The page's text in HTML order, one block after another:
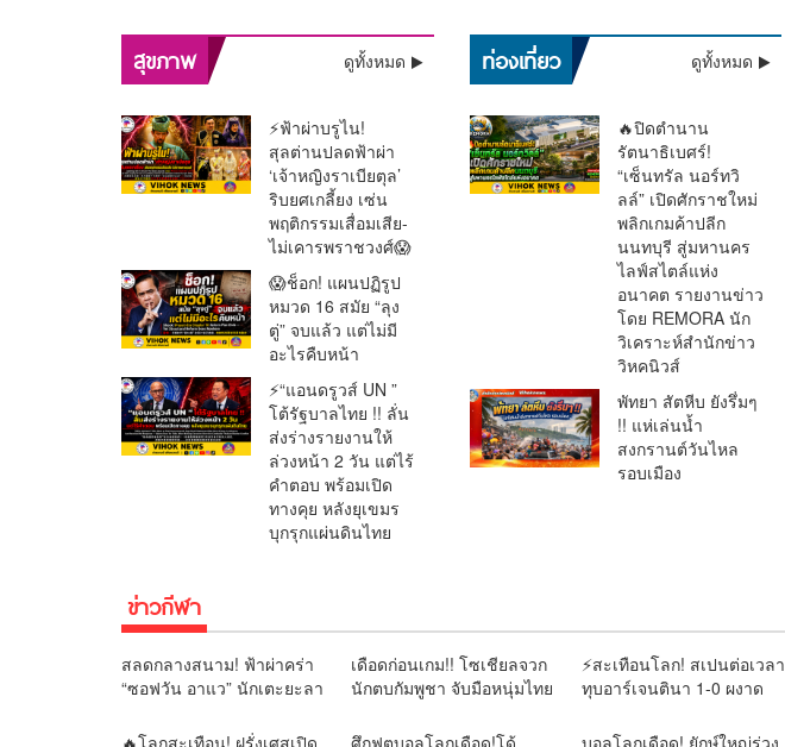
“รามเกียรติ์ ตอน สีดา”
ก่อนเปิดม่าน พ.ย.นี้
รีดา” พ่อแม่ร่วมให้กำลังใจ
สุขภาพ ดูทั้งหมด
ชง 3 ยุทธศาสตร์ใหญ่ ทลายคอขวด
ระบบรักษา
⚡ฟ้าผ่าบรูไน!
สุลต่านปลดฟ้าผ่า
‘เจ้าหญิงราเบียตุล’
ริบยศเกลี้ยง เซ่น
พฤติกรรมเสื่อมเสีย-
ไม่เคารพราชวงศ์😱
😱ช็อก! แผนปฏิรูป
หมวด 16 สมัย “ลุง
ตู่” จบแล้ว แต่ไม่มี
อะไรคืบหน้า
⚡“แอนดรูวส์ UN ”
โต้รัฐบาลไทย !! ลั่น
ส่งร่างรายงานให้
ล่วงหน้า 2 วัน แต่ไร้
คำตอบ พร้อมเปิด
ทางคุย หลังยุเขมร
บุกรุกแผ่นดินไทย
ท่องเที่ยว ดูทั้งหมด
“ตะวันออก–อันดามัน” หนักมาก
กทม.โดน 60% ระวังน้ำท่วม
🔥ปิดตำนาน
รัตนาธิเบศร์!
“เซ็นทรัล นอร์ทวิ
ลล์” เปิดศักราชใหม่
พลิกเกมค้าปลีก
นนทบุรี สู่มหานคร
ไลฟ์สไตล์แห่ง
อนาคต รายงานข่าว
โดย REMORA นัก
วิเคราะห์สำนักข่าว
วิหคนิวส์
พัทยา สัตหีบ ยังรึ่มๆ
!! แห่เล่นน้ำ
สงกรานต์วันไหล
รอบเมือง
ข่าวกีฬา
สลดกลางสนาม! ฟ้าผ่าคร่า
“ซอฟวัน อาแว” นักเตะยะลา
บอล
เดือดก่อนเกม!! โซเชียลจวก
นักตบกัมพูชา จับมือหนุ่มไทย
มีน” ลั่นแบบนี้ไม่ควรทำ
⚡สะเทือนโลก! สเปนต่อเวลา
ทุบอาร์เจนตินา 1-0 ผงาด